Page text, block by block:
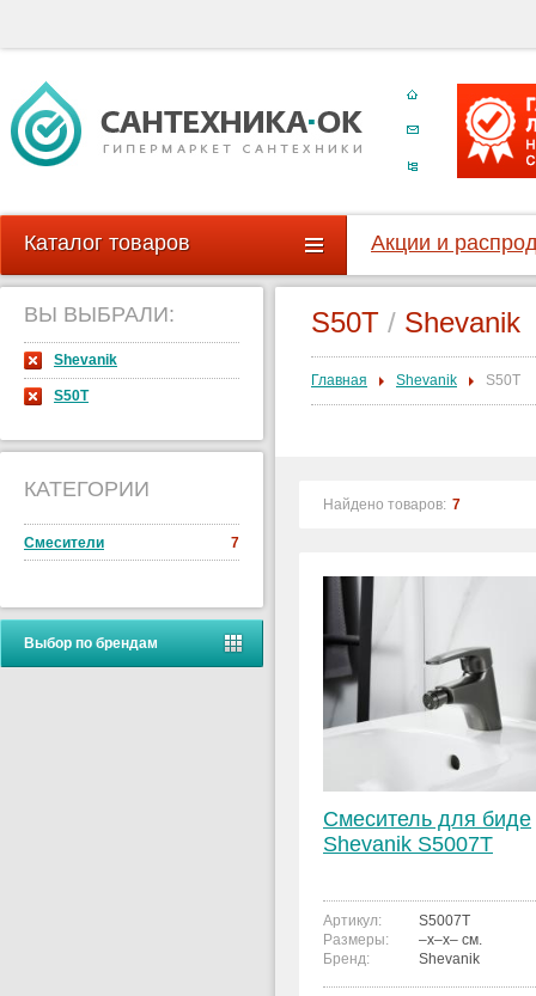
Каталог товаров Акции и
ВЫ ВЫБРАЛИ:
Shevanik
S50T
КАТЕГОРИИ
7
Смесители
Выбор по брендам
S50T / Shevanik
Главная Shevanik S50T
Найдено товаров: 7
Смеситель для биде
Shevanik S5007T
Артикул:
S5007T
Размеры:
–x–x– см.
Бренд:
Shevanik